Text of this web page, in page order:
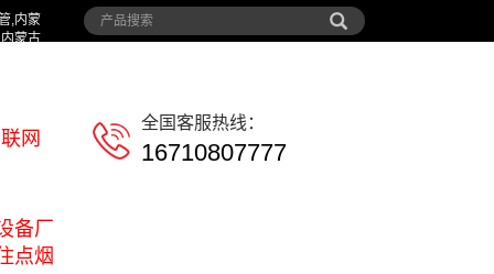
,内蒙
蒙古
网
厂
点烟
全国客服热线：
16710807777